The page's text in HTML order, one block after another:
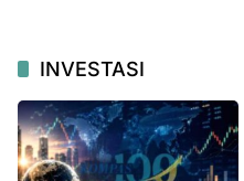
INVESTASI